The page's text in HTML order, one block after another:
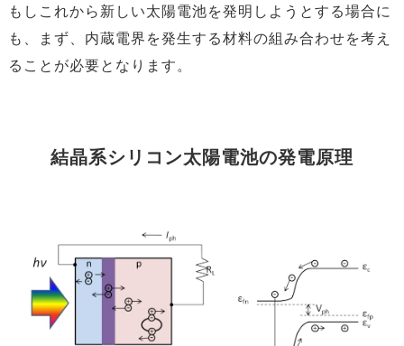
もしこれから新しい太陽電池を発明しようとする場合に
も、まず、内蔵電界を発生する材料の組み合わせを考え
ることが必要となります。
結晶系シリコン太陽電池の発電原理